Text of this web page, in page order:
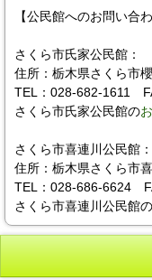
【公民館へのお問い合
さくら市氏家公民館：
住所：栃木県さくら市
TEL：028-682-1611
さくら市氏家公民館の
さくら市喜連川公民館：
住所：栃木県さくら市
TEL：028-686-6624
さくら市喜連川公民館の